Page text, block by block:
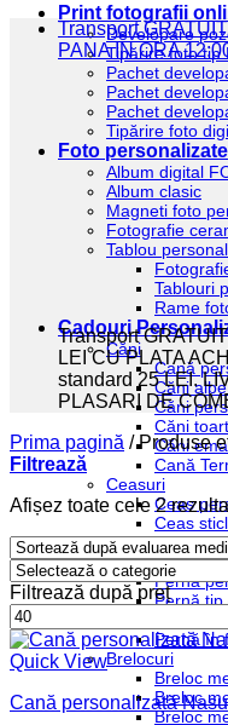
Print fotografii
Developare
Tipărire foto tip
Pachet
Pachet
Pachet
Tipărire foto
Foto personalizate
Album digital
Album clasic
Magneti foto
Fotografie
Tablou
Tablouri
Rame
Cadouri
Căni
Cană
Căni
Căni
Căni
Căni
Cană
Ceasuri
Ceas
Ceas
Ceas
Perne cu poza
Pernă
Pernă tip
Pernă
Pernă în
Brelocuri
Breloc
Breloc
Breloc
Transport
PANA IN ORA
Transport
LEI CU PLATA
standard 25 LEI.
PLASARI DE
Prima pagină /Produse
Filtrează
Afișez toate cele 2
Filtrează după preț
Preț
minim
Quick View
Cană personalizată Nasu